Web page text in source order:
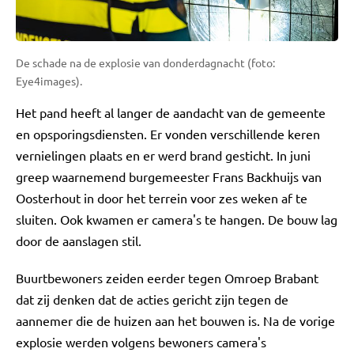
De schade na de explosie van donderdagnacht (foto:
Eye4images).
Het pand heeft al langer de aandacht van de gemeente
en opsporingsdiensten. Er vonden verschillende keren
vernielingen plaats en er werd brand gesticht. In juni
greep waarnemend burgemeester Frans Backhuijs van
Oosterhout in door het terrein voor zes weken af te
sluiten. Ook kwamen er camera's te hangen. De bouw lag
door de aanslagen stil.
Buurtbewoners zeiden eerder tegen Omroep Brabant
dat zij denken dat de acties gericht zijn tegen de
aannemer die de huizen aan het bouwen is. Na de vorige
explosie werden volgens bewoners camera's